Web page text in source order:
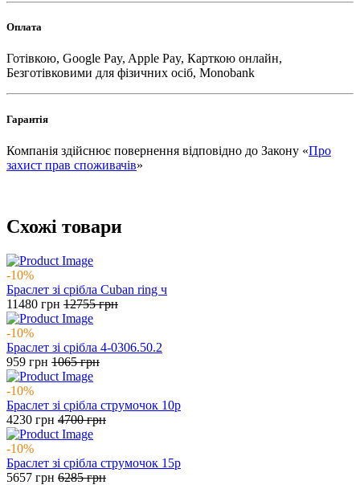
Оплата
Готівкою, Google Pay, Apple Pay, Карткою онлайн,
Безготівковими для фізичних осіб, Monobank
Гарантія
Компанія здійснює повернення відповідно до Закону «Про
захист прав споживачів»
Схожі товари
-10%
Браслет зі срібла Cuban ring ч
11480 грн 12755грн
-10%
Браслет зі срібла 4-0306.50.2
959 грн 1065грн
-10%
Браслет зі срібла струмочок 10р
4230 грн 4700грн
-10%
Браслет зі срібла струмочок 15р
5657 грн 6285грн